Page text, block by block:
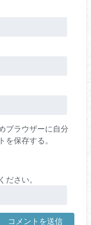
ブラウザーに自分
を保存する。
ださい。